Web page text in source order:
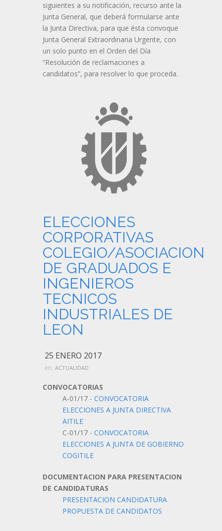
siguientes a su notificación, recurso ante la
Junta General, que deberá formularse ante
la Junta Directiva, para que ésta convoque
Junta General Extraordinaria Urgente, con
un solo punto en el Orden del Día
“Resolución de reclamaciones a
candidatos”, para resolver lo que proceda.
ELECCIONES
CORPORATIVAS
COLEGIO/ASOCIACION
DE GRADUADOS E
INGENIEROS
TECNICOS
INDUSTRIALES DE
LEON
25 ENERO 2017
en: ACTUALIDAD
CONVOCATORIAS
A-01/17 - CONVOCATORIA
ELECCIONES A JUNTA DIRECTIVA
AITILE
C-01/17 - CONVOCATORIA
ELECCIONES A JUNTA DE GOBIERNO
COGITILE
DOCUMENTACION PARA PRESENTACION
DE CANDIDATURAS
PRESENTACION CANDIDATURA
PROPUESTA DE CANDIDATOS